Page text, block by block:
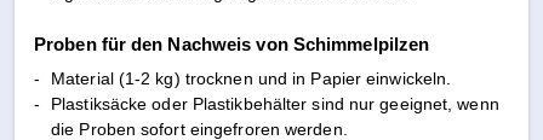
Proben für den Nachweis von Schimmelpilzen
-
Material (1-2 kg) trocknen und in Papier einwickeln.
-
Plastiksäcke oder Plastikbehälter sind nur geeignet, wenn
die Proben sofort eingefroren werden.